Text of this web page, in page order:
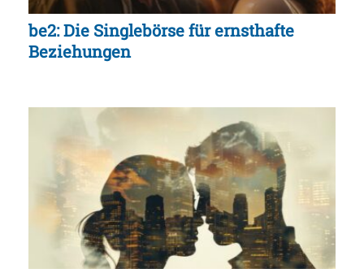
be2: Die Singlebörse für ernsthafte
Beziehungen